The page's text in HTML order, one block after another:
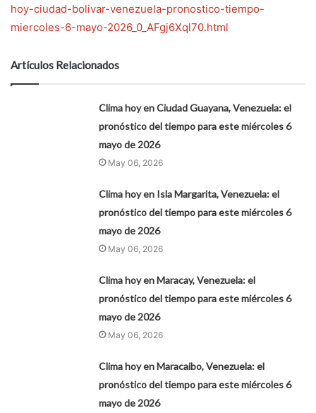
hoy-ciudad-bolivar-venezuela-pronostico-tiempo-
miercoles-6-mayo-2026_0_AFgj6Xql70.html
Artículos Relacionados
Clima hoy en Ciudad Guayana, Venezuela: el
pronóstico del tiempo para este miércoles 6
mayo de 2026
May 06, 2026
Clima hoy en Isla Margarita, Venezuela: el
pronóstico del tiempo para este miércoles 6
mayo de 2026
May 06, 2026
Clima hoy en Maracay, Venezuela: el
pronóstico del tiempo para este miércoles 6
mayo de 2026
May 06, 2026
Clima hoy en Maracaibo, Venezuela: el
pronóstico del tiempo para este miércoles 6
mayo de 2026